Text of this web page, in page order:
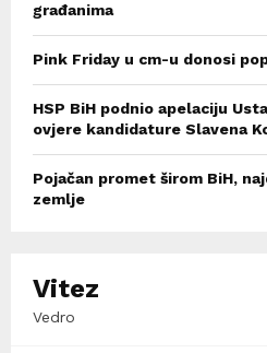
građanima
Pink Friday u cm-u donosi
HSP BiH podnio apelaciju
ovjere kandidature Slavena
Pojačan promet širom BiH,
zemlje
Vitez
Vedro